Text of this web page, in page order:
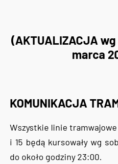
(AKTUALIZACJA
marca
KOMUNIKACJA
Wszystkie linie tramwajowe
i 15 będą kursowały wg
do około godziny 23:00.